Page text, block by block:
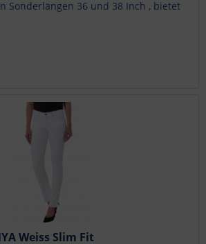
Sonderlängen 36 und 38 Inch , bietet
Weiss Slim Fit